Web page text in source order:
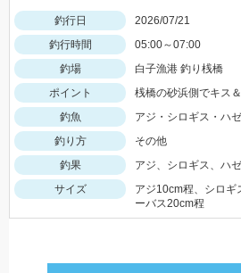
釣行日
2026/07/21
釣行時間
05:00～07:00
釣場
白子漁港 釣り桟橋
ポイント
桟橋の砂浜側でキス
釣魚
アジ・シロギス・ハ
釣り方
その他
釣果
アジ、シロギス、ハ
サイズ
アジ10cm程、シロギ
ーバス20cm程